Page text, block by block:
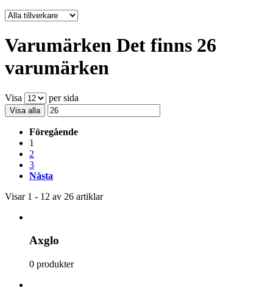
Varumärken Det finns 26
varumärken
Visa per sida
Visa alla
Föregående
1
2
3
Nästa
Visar 1 - 12 av 26 artiklar
Axglo
0 produkter